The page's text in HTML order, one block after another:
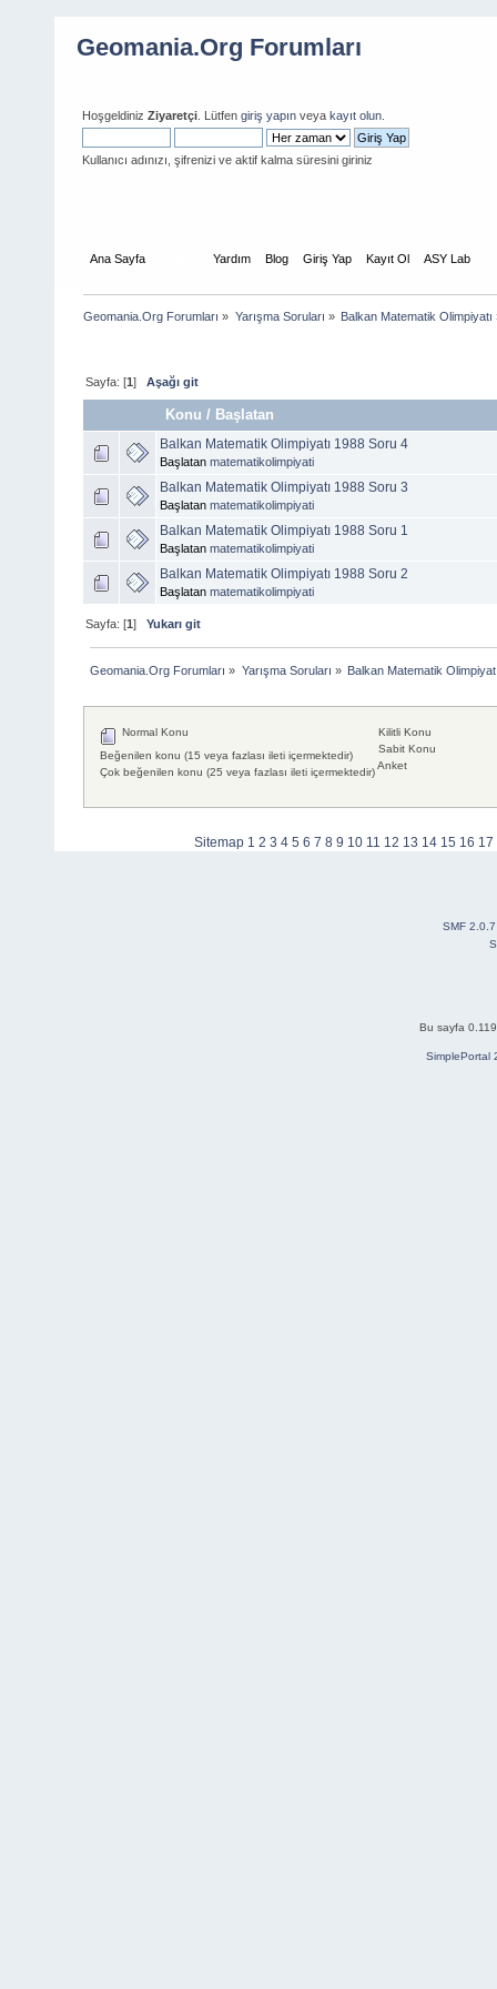
Geomania.Org Forumları
Hoşgeldiniz Ziyaretçi . Lütfen giriş yapın veya kayıt olun
Kullanıcı adınızı, şifrenizi ve aktif kalma süresini giriniz
Ana Sayfa Yardım Blog Giriş Yap Kayıt Ol ASY Lab
Geomania.Org Forumları » Yarışma Soruları » Balkan Matematik Olimpiyatı
Sayfa: [1]Aşağı git
Konu / Başlatan
Balkan Matematik Olimpiyatı 1988 Soru 4
Başlatan matematikolimpiyati
Balkan Matematik Olimpiyatı 1988 Soru 3
Başlatan matematikolimpiyati
Balkan Matematik Olimpiyatı 1988 Soru 1
Başlatan matematikolimpiyati
Balkan Matematik Olimpiyatı 1988 Soru 2
Başlatan matematikolimpiyati
Sayfa: [1]Yukarı git
Geomania.Org Forumları » Yarışma Soruları » Balkan Matematik
Normal Konu
Beğenilen konu (15 veya fazlası ileti içermektedir)
Çok beğenilen konu (25 veya fazlası ileti içermektedir)
Kilitli Konu
Sabit Konu
Anket
Sitemap 1 2 3 4 5 6 7 8 9 10 11 12 13 14 15 16 17
SMF 2.0.7
Bu sayfa
SimplePortal